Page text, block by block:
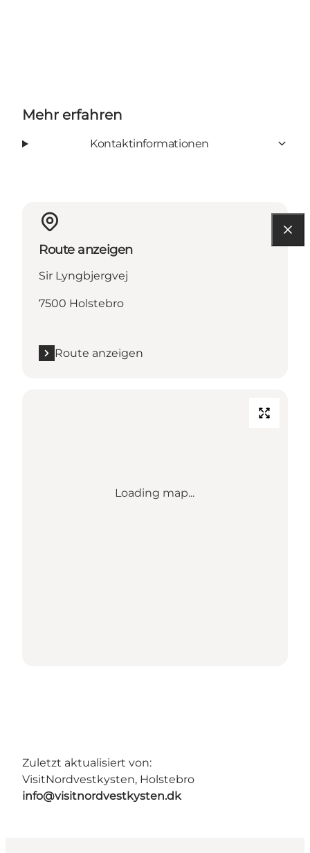
Mehr erfahren
Kontaktinformationen
Route anzeigen
Sir Lyngbjergvej
7500 Holstebro
Route anzeigen
Loading map...
Zuletzt aktualisiert von:
VisitNordvestkysten, Holstebro
info@visitnordvestkysten.dk